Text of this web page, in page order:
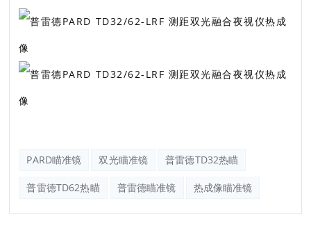
PARD瞄准镜 双光瞄准镜 普雷德TD32热瞄
普雷德TD62热瞄 普雷德瞄准镜 热成像瞄准镜